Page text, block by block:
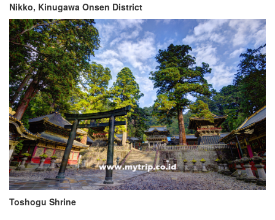
Nikko, Kinugawa Onsen District
Toshogu Shrine